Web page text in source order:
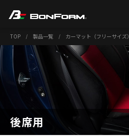
TOP / 製品一覧 / カーマット（フリーサイズ）
後席用